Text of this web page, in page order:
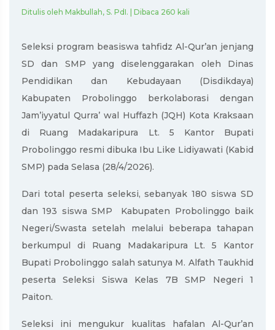
Ditulis oleh Makbullah, S. PdI. | Dibaca 260 kali
Seleksi program beasiswa tahfidz Al-Qur’an jenjang
SD dan SMP yang diselenggarakan oleh Dinas
Pendidikan dan Kebudayaan (Disdikdaya)
Kabupaten Probolinggo berkolaborasi dengan
Jam’iyyatul Qurra’ wal Huffazh (JQH) Kota Kraksaan
di Ruang Madakaripura Lt. 5 Kantor Bupati
Probolinggo resmi dibuka Ibu Like Lidiyawati (Kabid
SMP) pada Selasa (28/4/2026).
Dari total peserta seleksi, sebanyak 180 siswa SD
dan 193 siswa SMP Kabupaten Probolinggo baik
Negeri/Swasta setelah melalui beberapa tahapan
berkumpul di Ruang Madakaripura Lt. 5 Kantor
Bupati Probolinggo salah satunya M. Alfath Taukhid
peserta Seleksi Siswa Kelas 7B SMP Negeri 1
Paiton.
Seleksi ini mengukur kualitas hafalan Al-Qur’an